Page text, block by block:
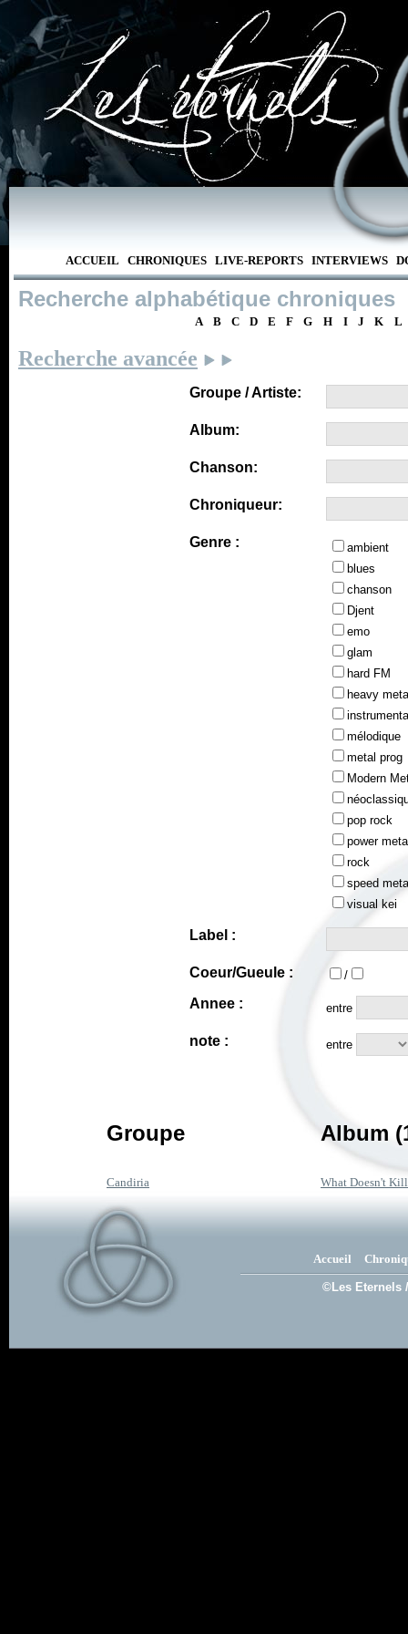
ACCUEIL CHRONIQUES LIVE-REPORTS INTERVIEWS
Recherche alphabétique chroniques
A B C D E F G H I J K L
Recherche avancée
Groupe / Artiste:
Album:
Chanson:
Chroniqueur:
Genre :
ambient
blues
chanson
Djent
emo
glam
hard FM
heavy
mélodique
metal prog
Modern
pop rock
power
rock
speed
visual kei
Label :
Coeur/Gueule : /
Annee : entre
note : entre
Groupe Album
Candiria What Doesn't
Accueil
©Les Eternels